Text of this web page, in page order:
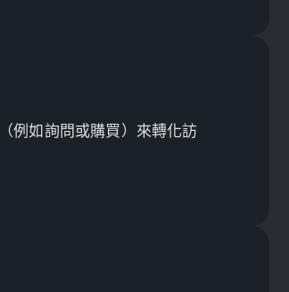
例如詢問或購買）來轉化訪